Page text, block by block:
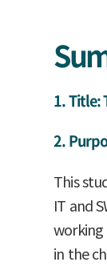
1. Title:
2.
This
IT and
working
in the